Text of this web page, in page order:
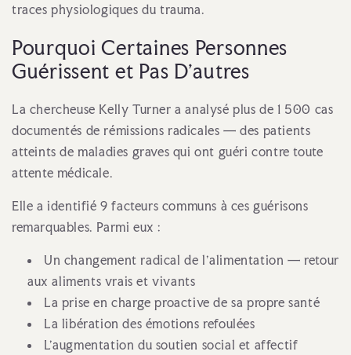
traces physiologiques du trauma.
Pourquoi Certaines Personnes
Guérissent et Pas D'autres
La chercheuse Kelly Turner a analysé plus de 1 500 cas
documentés de rémissions radicales — des patients
atteints de maladies graves qui ont guéri contre toute
attente médicale.
Elle a identifié 9 facteurs communs à ces guérisons
remarquables. Parmi eux :
Un changement radical de l'alimentation — retour
aux aliments vrais et vivants
La prise en charge proactive de sa propre santé
La libération des émotions refoulées
L'augmentation du soutien social et affectif